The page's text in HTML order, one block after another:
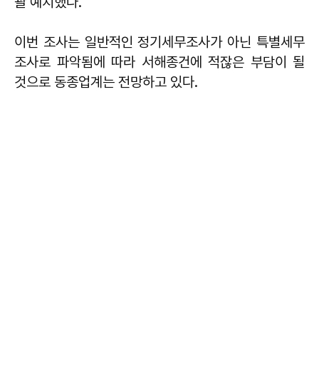
이번 조사는 일반적인 정기세무조사가 아닌 특별세무
조사로 파악됨에 따라 서해종건에 적잖은 부담이 될
것으로 동종업계는 전망하고 있다.